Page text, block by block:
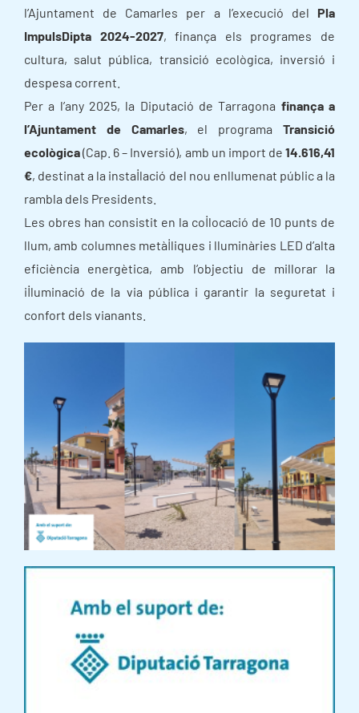
l’Ajuntament de Camarles per a l’execució del Pla
ImpulsDipta 2024-2027, finança els programes de
cultura, salut pública, transició ecològica, inversió i
despesa corrent.
Per a l’any 2025, la Diputació de Tarragona finança a
l’Ajuntament de Camarles, el programaTransició
ecològica(Cap. 6 – Inversió), amb un import de 14.616,41
€, destinat a la instal·lació del nou enllumenat públic a la
rambla dels Presidents.
Les obres han consistit en la col·locació de 10 punts de
llum, amb columnes metàl·liques i lluminàries LED d’alta
eficiència energètica, amb l’objectiu de millorar la
il·luminació de la via pública i garantir la seguretat i
confort dels vianants.